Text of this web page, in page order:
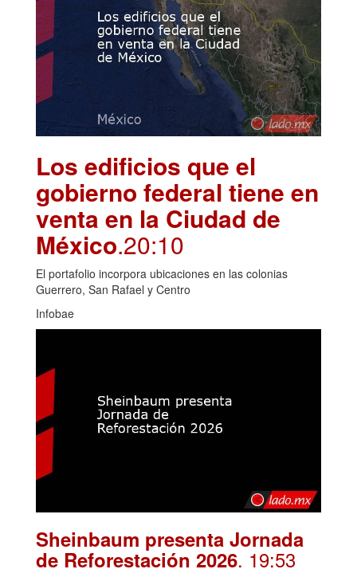
Los edificios que el
gobierno federal tiene en
venta en la Ciudad de
México.20:10
El portafolio incorpora ubicaciones en las colonias
Guerrero, San Rafael y Centro
Infobae
Sheinbaum presenta Jornada
de Reforestación 2026. 19:53